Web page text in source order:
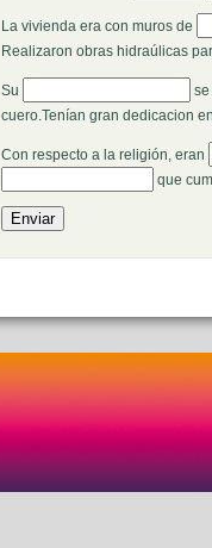
La vivienda era con muros de
Realizaron obras hidraúlicas
Su
cuero.Tenían gran dedicacion
Con respecto a la religión, eran
que